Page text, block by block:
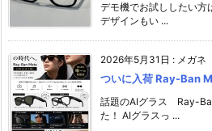
デモ機でお試ししたい方
デザインもい ...
2026年5月31日 : メガネ
ついに入荷 Ray-Ban
話題のAIグラス Ray-
た！ AIグラスっ ...